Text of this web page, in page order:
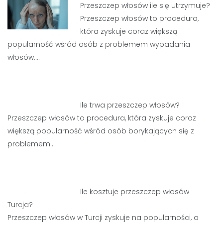
Przeszczep włosów ile się utrzymuje?
Przeszczep włosów to procedura,
która zyskuje coraz większą
popularność wśród osób z problemem wypadania
włosów.…
Ile trwa przeszczep włosów?
Przeszczep włosów to procedura, która zyskuje coraz
większą popularność wśród osób borykających się z
problemem…
Ile kosztuje przeszczep włosów
Turcja?
Przeszczep włosów w Turcji zyskuje na popularności, a